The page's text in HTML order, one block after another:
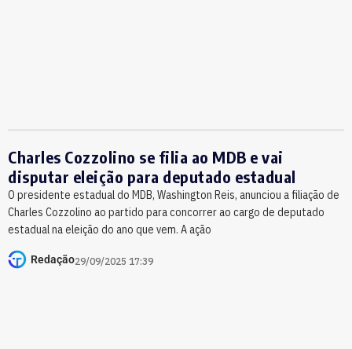
Charles Cozzolino se filia ao MDB e vai
disputar eleição para deputado estadual
O presidente estadual do MDB, Washington Reis, anunciou a filiação de
Charles Cozzolino ao partido para concorrer ao cargo de deputado
estadual na eleição do ano que vem. A ação
Redação29/09/2025 17:39